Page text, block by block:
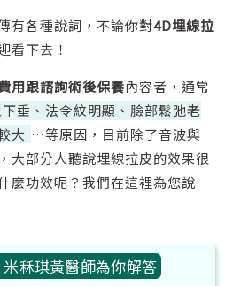
有各種說詞，不論你對4D埋線拉
看下去！
用跟諮詢術後保養內容者，通常
垂、法令紋明顯、臉部鬆弛老
大 …等原因，目前除了音波與
大部分人聽說埋線拉皮的效果很
麼功效呢？我們在這裡為您說
秝琪黃醫師為你解答